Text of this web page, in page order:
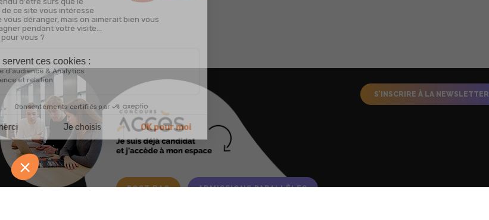
POST BAC ADMISSIONS PARALLÈLES
S’INSCRIRE À LA NEWSLETTER